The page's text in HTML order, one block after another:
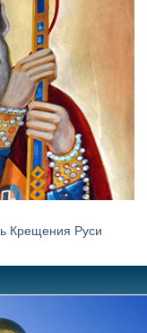
Крещения Руси